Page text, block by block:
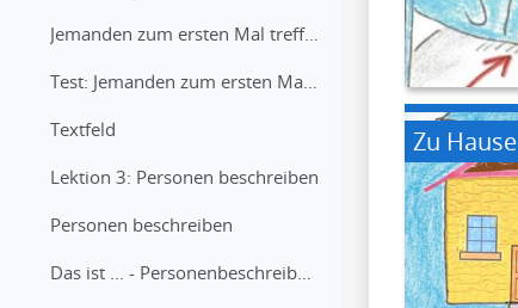
Jemanden zum ersten Mal treffen
Test: Jemanden zum ersten Mal treffen
Textfeld
Lektion 3: Personen beschreiben
Personen beschreiben
Das ist ... - Personenbeschreibung
Zu Hause